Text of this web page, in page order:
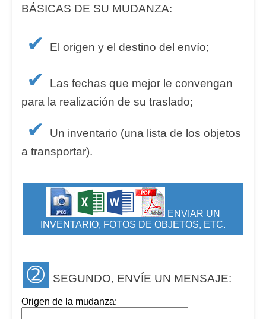
BÁSICAS DE SU MUDANZA:
✔ El origen y el destino del envío;
✔
Las fechas que mejor le convengan
para la realización de su traslado;
✔
Un inventario (una lista de los objetos
a transportar).
ENVIAR UN
INVENTARIO, FOTOS DE OBJETOS, ETC.
➁ SEGUNDO, ENVÍE UN MENSAJE:
Origen de la mudanza: